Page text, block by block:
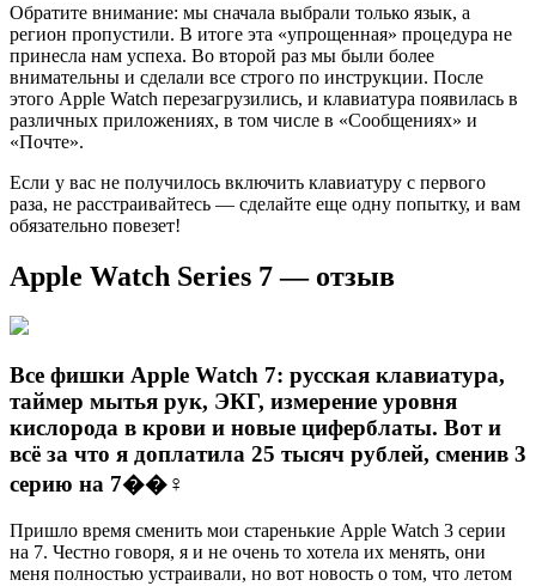
Обратите внимание: мы сначала выбрали только язык, а
регион пропустили. В итоге эта «упрощенная» процедура не
принесла нам успеха. Во второй раз мы были более
внимательны и сделали все строго по инструкции. После
этого Apple Watch перезагрузились, и клавиатура появилась в
различных приложениях, в том числе в «Сообщениях» и
«Почте».
Если у вас не получилось включить клавиатуру с первого
раза, не расстраивайтесь — сделайте еще одну попытку, и вам
обязательно повезет!
Apple Watch Series 7 — отзыв
Все фишки Apple Watch 7: русская клавиатура,
таймер мытья рук, ЭКГ, измерение уровня
кислорода в крови и новые циферблаты. Вот и
всё за что я доплатила 25 тысяч рублей, сменив 3
серию на 7��‍♀️
Пришло время сменить мои старенькие Apple Watch 3 серии
на 7. Честно говоря, я и не очень то хотела их менять, они
меня полностью устраивали, но вот новость о том, что летом